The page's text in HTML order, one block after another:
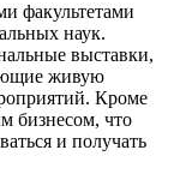
факультетами
наук.
выставки,
живую
Кроме
бизнесом, что
и получать